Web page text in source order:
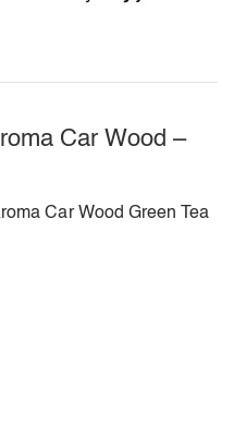
Car Wood –
Car Wood Green Tea